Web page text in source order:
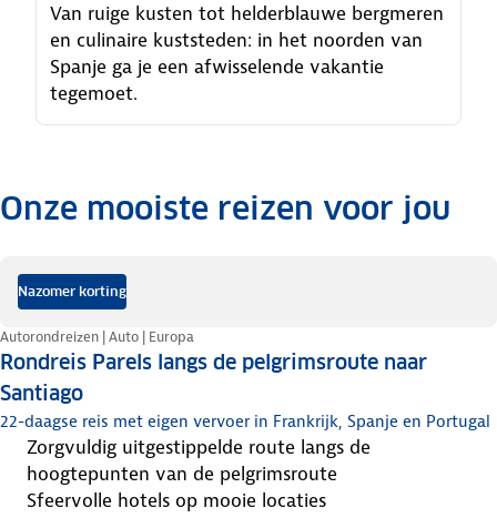
Van ruige kusten tot helderblauwe bergmeren
en culinaire kuststeden: in het noorden van
Spanje ga je een afwisselende vakantie
tegemoet.
.Onze mooiste reizen voor jou
Nazomer korting
Rondreis Parels langs de pelgrimsroute naar
Santiago
Autorondreizen | Auto | Europa
22-daagse reis met eigen vervoer in Frankrijk, Spanje en Portugal
zorgvuldig uitgestippelde route langs de
hoogtepunten van de pelgrimsroute
sfeervolle hotels op mooie locaties